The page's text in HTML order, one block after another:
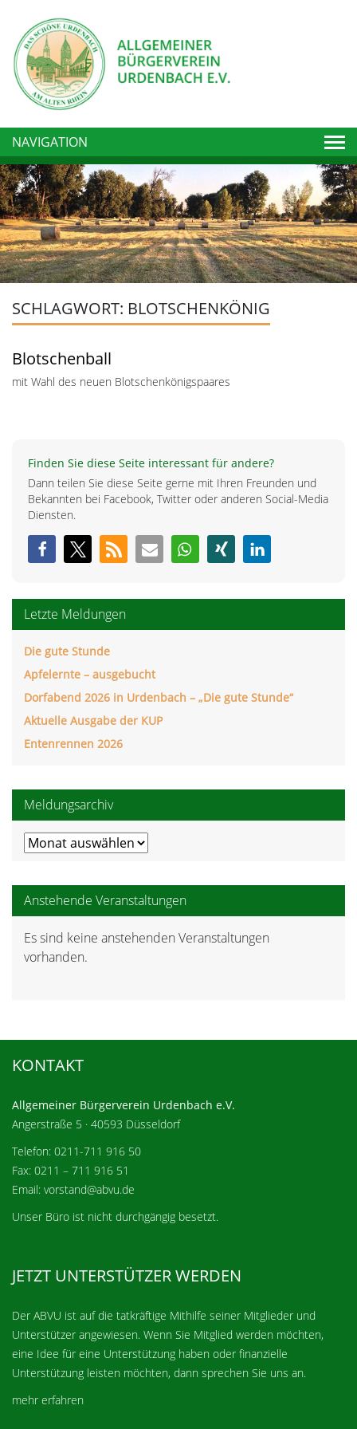
NAVIGATION
SCHLAGWORT: BLOTSCHENKÖNIG
Blotschenball
mit Wahl des neuen Blotschenkönigspaares
Finden Sie diese Seite interessant für andere?
Dann teilen Sie diese Seite gerne mit Ihren Freunden und
Bekannten bei Facebook, Twitter oder anderen Social-Media
Diensten.
Letzte Meldungen
Die gute Stunde
Apfelernte – ausgebucht
Dorfabend 2026 in Urdenbach – „Die gute Stunde“
Aktuelle Ausgabe der KUP
Entenrennen 2026
Meldungsarchiv
Meldungsarchiv
Anstehende Veranstaltungen
Hinweis
Es sind keine anstehenden Veranstaltungen
vorhanden.
KONTAKT
Allgemeiner Bürgerverein Urdenbach e.V.
Angerstraße 5 · 40593 Düsseldorf
Telefon: 0211-711 916 50
Fax: 0211 – 711 916 51
Email: vorstand@abvu.de
Unser Büro ist nicht durchgängig besetzt.
JETZT UNTERSTÜTZER WERDEN
Der ABVU ist auf die tatkräftige Mithilfe seiner Mitglieder und
Unterstützer angewiesen. Wenn Sie Mitglied werden möchten,
eine Idee für eine Unterstützung haben oder finanzielle
Unterstützung leisten möchten, dann sprechen Sie uns an.
mehr erfahren